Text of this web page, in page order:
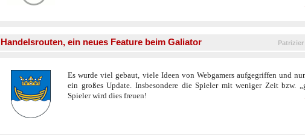
Handelsrouten, ein neues Feature beim Galiator Patrizier
Es wurde viel gebaut, viele Ideen von Webgamers aufgegriffen und
ein großes Update. Insbesondere die Spieler mit weniger Zeit bzw.
Spieler wird dies freuen!